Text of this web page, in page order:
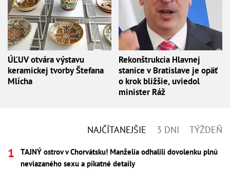
ÚĽUV otvára výstavu
keramickej tvorby Štefana
Mlícha
Rekonštrukcia Hlavnej
stanice v Bratislave je opäť
o krok bližšie, uviedol
minister Ráž
NAJČÍTANEJŠIE 3 DNI TÝŽDEŇ
TAJNÝ ostrov v Chorvátsku! Manželia odhalili dovolenku plnú
neviazaného sexu a pikatné detaily